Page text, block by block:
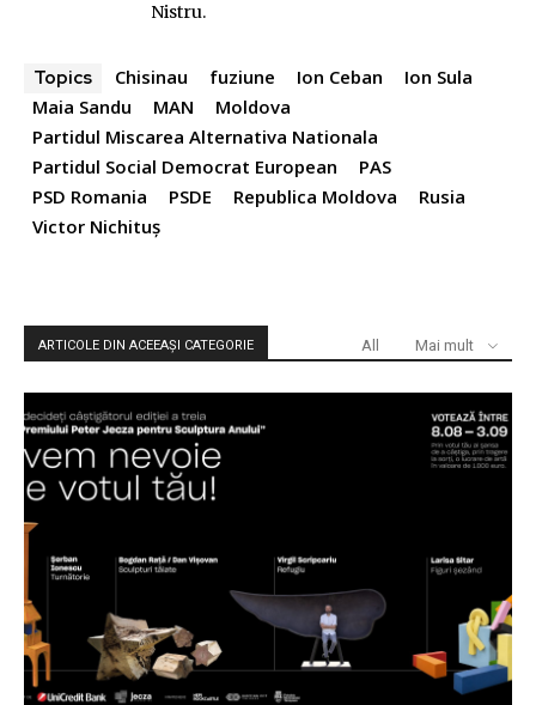
Nistru.
Topics Chisinau fuziune Ion Ceban
Ion Sula
Maia Sandu
MAN
Moldova
Partidul Miscarea Alternativa Nationala
Partidul Social Democrat European
PAS
PSD Romania
PSDE Republica Moldova
Rusia
Victor Nichituș
ARTICOLE DIN ACEEAȘI CATEGORIE All Mai mult